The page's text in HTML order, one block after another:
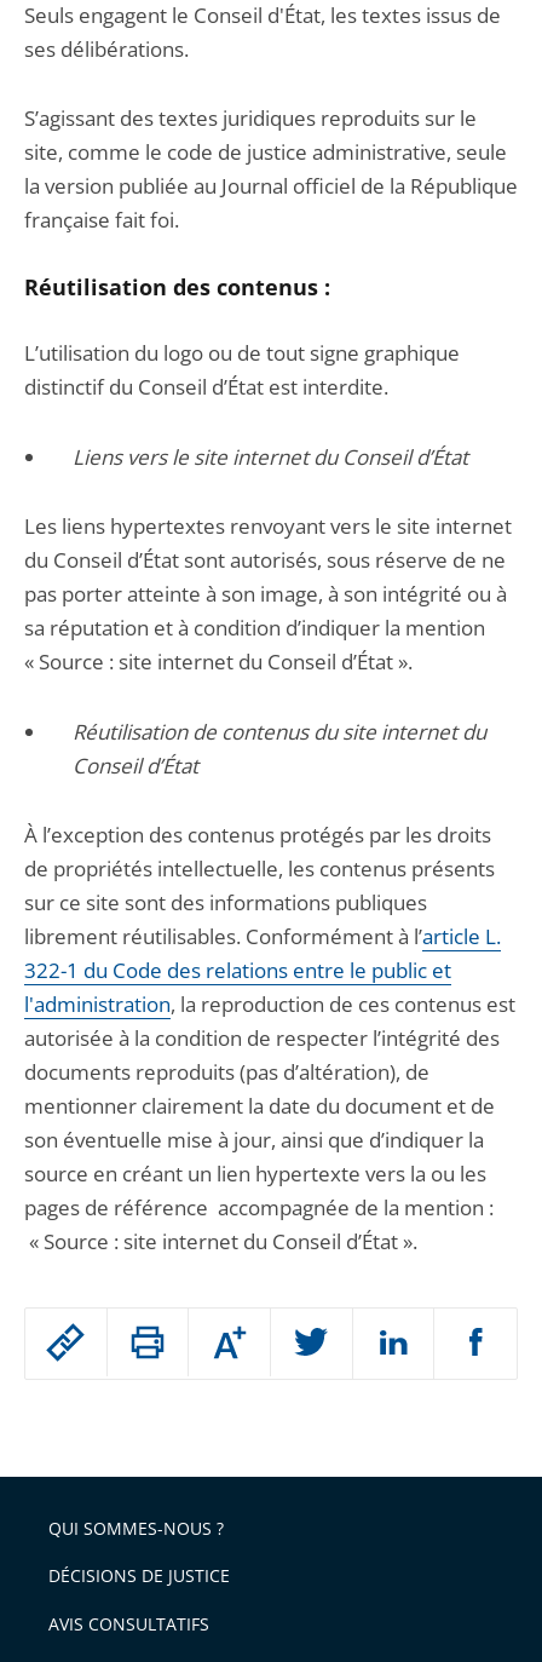
Passer
arriver
après
Augmenter
ou
l'article
pour
avant
Seuls engagent le Conseil d'État, les textes issus de
ses délibérations.
S’agissant des textes juridiques reproduits sur le
site, comme le code de justice administrative, seule
la version publiée au Journal officiel de la République
française fait foi.
Réutilisation des contenus :
L’utilisation du logo ou de tout signe graphique
distinctif du Conseil d’État est interdite.
Liens vers le site internet du Conseil d’État
Les liens hypertextes renvoyant vers le site internet
du Conseil d’État sont autorisés, sous réserve de ne
pas porter atteinte à son image, à son intégrité ou à
sa réputation et à condition d’indiquer la mention
« Source : site internet du Conseil d’État ».
Réutilisation de contenus du site internet du
Conseil d’État
À l’exception des contenus protégés par les droits
de propriétés intellectuelle, les contenus présents
sur ce site sont des informations publiques
librement réutilisables. Conformément à l’article L.
322-1 du Code des relations entre le public et
l'administration, la reproduction de ces contenus est
autorisée à la condition de respecter l’intégrité des
documents reproduits (pas d’altération), de
mentionner clairement la date du document et de
son éventuelle mise à jour, ainsi que d’indiquer la
source en créant un lien hypertexte vers la ou les
pages de référence accompagnée de la mention :
« Source : site internet du Conseil d’État ».
QUI SOMMES-NOUS ?
DÉCISIONS DE JUSTICE
AVIS CONSULTATIFS